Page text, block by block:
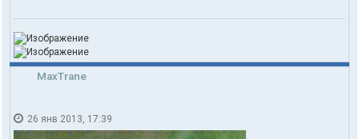
MaxTrane
26 янв 2013, 17:39